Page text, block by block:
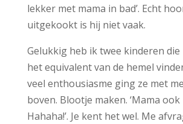
lekker met mama in bad’. Echt
uitgekookt is hij niet vaak.
Gelukkig heb ik twee kinderen die
het equivalent van de hemel
veel enthousiasme ging ze met
boven. Blootje maken. ‘Mama
Hahaha!’. Je kent het wel. Me